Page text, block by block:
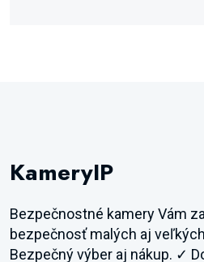
KameryIP
Bezpečnostné kamery Vám
bezpečnosť malých aj
Bezpečný výber aj nákup. ✓